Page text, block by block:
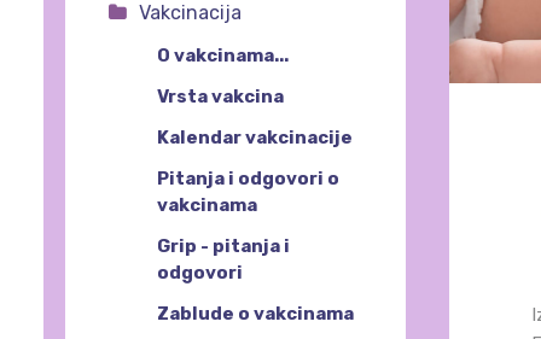
Vakcinacija
O vakcinama...
Vrsta vakcina
Kalendar vakcinacije
Pitanja i odgovori o
vakcinama
Grip - pitanja i
odgovori
Zablude o vakcinama